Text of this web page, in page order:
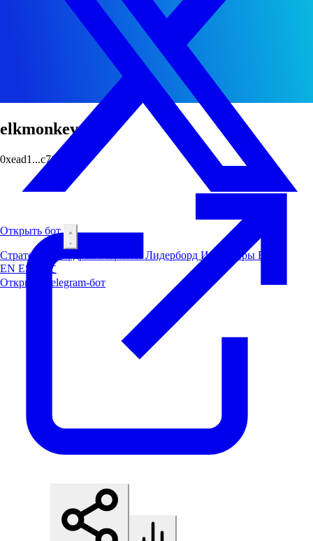
Открыть бот
Стратегии Лидерборд Инсайдеры Блог
EN ES
中文
Открыть Telegram-бот
elkmonkey
0xead1...c76a